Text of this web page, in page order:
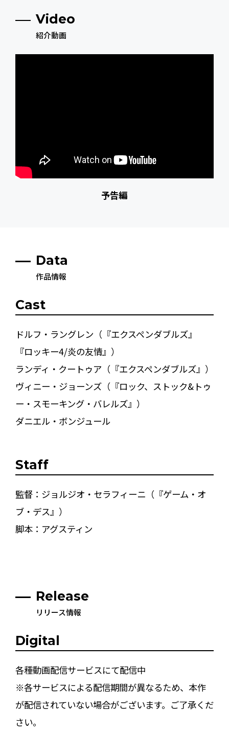
Video
紹介動画
予告編
Data
作品情報
Cast
ドルフ・ラングレン（『エクスペンダブルズ』
『ロッキー4/炎の友情』）
ランディ・クートゥア（『エクスペンダブルズ』）
ヴィニー・ジョーンズ（『ロック、ストック&トゥ
ー・スモーキング・バレルズ』）
ダニエル・ボンジュール
Staff
監督：ジョルジオ・セラフィーニ（『ゲーム・オ
ブ・デス』）
脚本：アグスティン
Release
リリース情報
Digital
各種動画配信サービスにて配信中
※各サービスによる配信期間が異なるため、本作
が配信されていない場合がございます。ご了承くだ
さい。